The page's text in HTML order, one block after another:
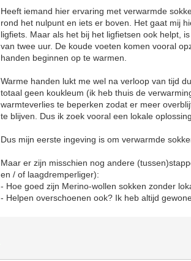
Heeft iemand hier ervaring met verwarmde
rond het nulpunt en iets er boven. Het gaat mij
ligfiets. Maar als het bij het ligfietsen ook helpt,
van twee uur. De koude voeten komen vooral
handen beginnen op te warmen.
Warme handen lukt me wel na verloop van tijd
totaal geen koukleum (ik heb thuis de
warmteverlies te beperken zodat er meer
te blijven. Dus ik zoek vooral een lokale oplossing.
Dus mijn eerste ingeving is om verwarmde
Maar er zijn misschien nog andere
en / of laagdremperliger):
- Hoe goed zijn Merino-wollen sokken zonder
- Helpen overschoenen ook? Ik heb altijd